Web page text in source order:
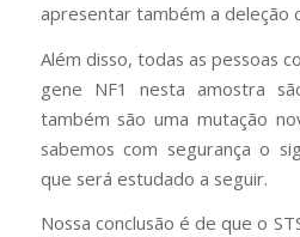
apresentar também a deleção
Além disso, todas as pessoas
gene NF1 nesta amostra
também são uma mutação
sabemos com segurança o
que será estudado a seguir.
Nossa conclusão é de que o